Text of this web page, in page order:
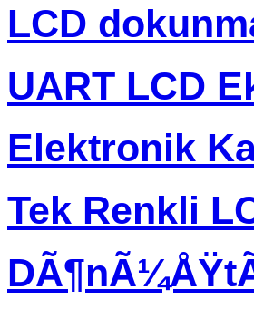
LCD
UART LCD
Elektronik
Tek Renkli